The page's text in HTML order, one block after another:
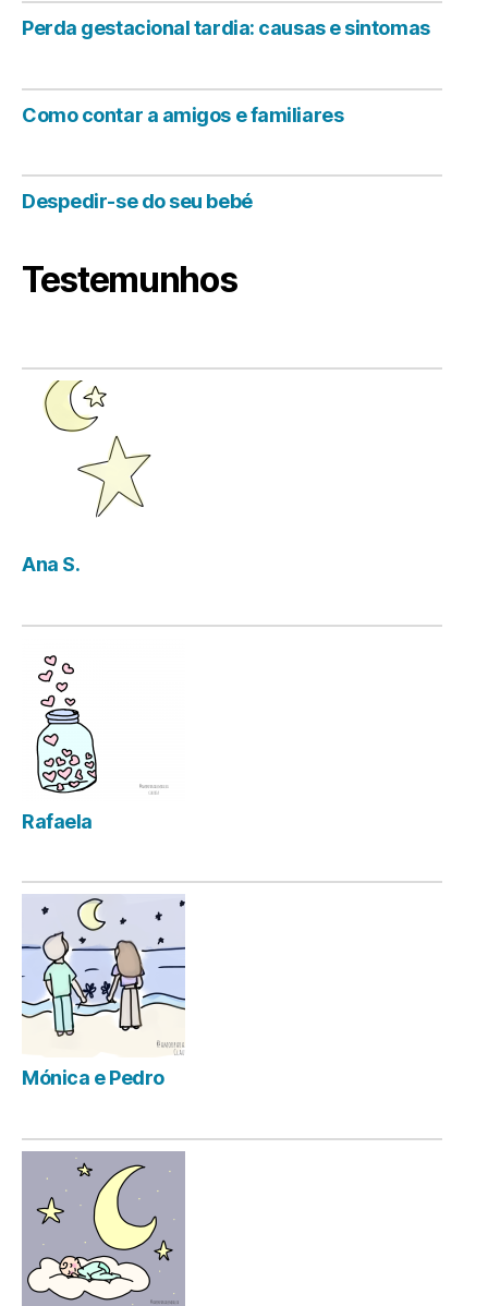
Perda gestacional tardia: causas e sintomas
Como contar a amigos e familiares
Despedir-se do seu bebé
Testemunhos
Ana S.
Rafaela
Mónica e Pedro